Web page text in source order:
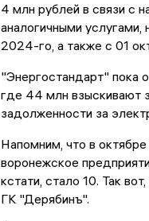
4 млн рублей в связи с
аналогичными
2024-го, а также с 01
"Энергостандарт" пока
где 44 млн взыскивают
задолженности за
Напомним, что в
воронежское
кстати, стало 10. Так
ГК "Дерябинъ".